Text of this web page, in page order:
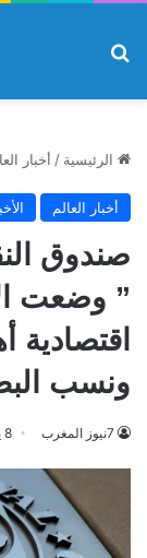
الرئيسية / أخبار
أخبار العالم
صندوق
” وضعت
اقتصادية
ونسب
7نيوز المغرب 8 يونيو، 2021